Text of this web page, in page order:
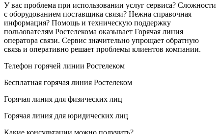
У вас проблема при использовании услуг сервиса? Сложности
с оборудованием поставщика связи? Нежна справочная
информация? Помощь и техническую поддержку
пользователям Ростелекома оказывает Горячая линия
оператора связи. Сервис значительно упрощает обратную
связь и оперативно решает проблемы клиентов компании.
Телефон горячей линии Ростелеком
Бесплатная горячая линия Ростелеком
Горячая линия для физических лиц
Горячая линия для юридических лиц
Какие консультации можно получить?